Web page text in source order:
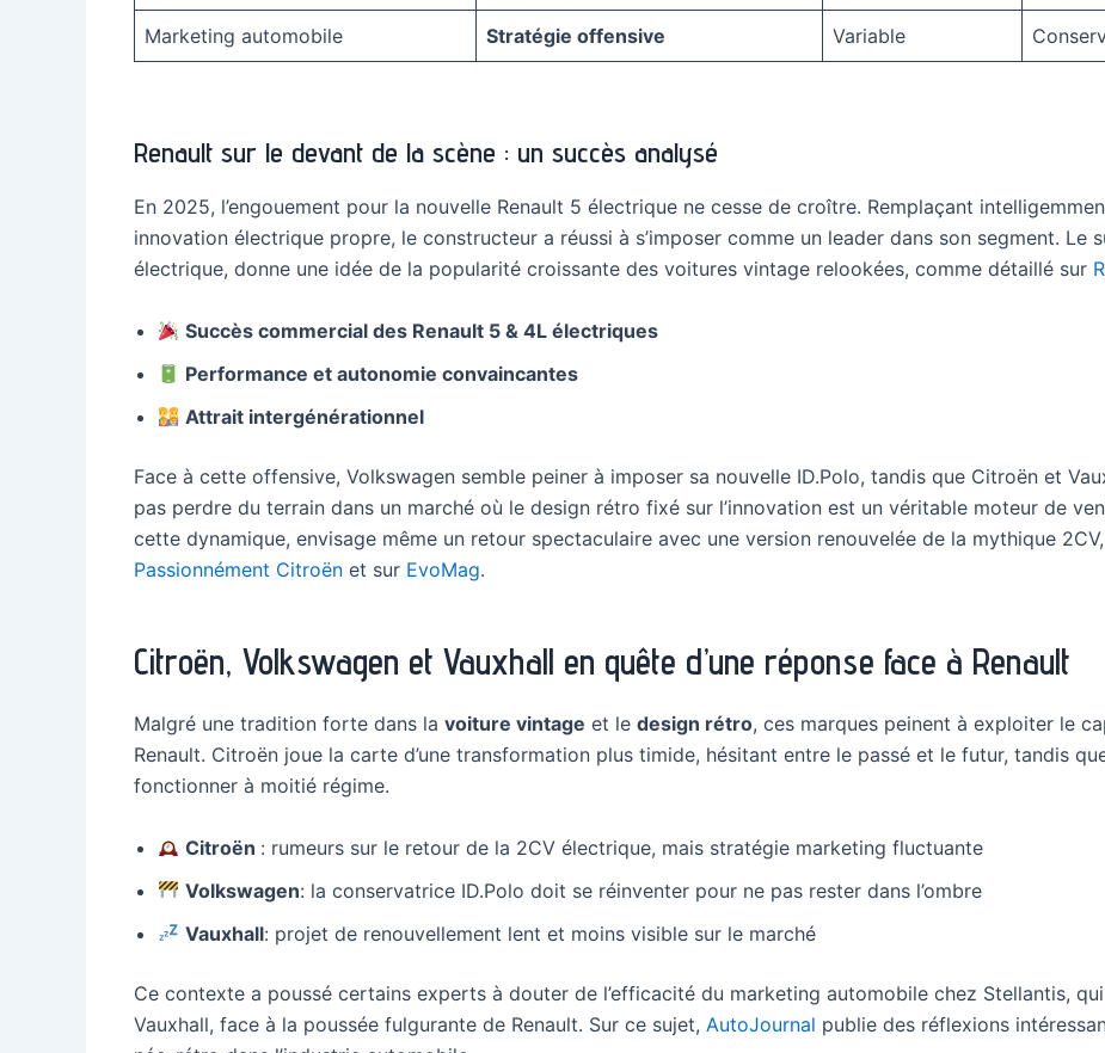
Marketing automobile Stratégie offensive Variable
Renault sur le devant de la scène : un succès analysé
En 2025, l’engouement pour la nouvelle Renault 5 électrique ne cesse de croître. Remplaçant
innovation électrique propre, le constructeur a réussi à s’imposer comme un leader dans son segment. Le
électrique, donne une idée de la popularité croissante des voitures vintage relookées, comme détaillé sur
Succès commercial des Renault 5 & 4L électriques
Performance et autonomie convaincantes
Attrait intergénérationnel
Face à cette offensive, Volkswagen semble peiner à imposer sa nouvelle ID.Polo, tandis que Citroën et
pas perdre du terrain dans un marché où le design rétro fixé sur l’innovation est un véritable moteur de
cette dynamique, envisage même un retour spectaculaire avec une version renouvelée de la mythique
Passionnément Citroën et sur EvoMag.
Citroën, Volkswagen et Vauxhall en quête d’une réponse face à Renault
Malgré une tradition forte dans la voiture vintage et le design rétro, ces marques peinent à exploiter le
Renault. Citroën joue la carte d’une transformation plus timide, hésitant entre le passé et le futur, tandis
fonctionner à moitié régime.
Citroën : rumeurs sur le retour de la 2CV électrique, mais stratégie marketing fluctuante
Volkswagen: la conservatrice ID.Polo doit se réinventer pour ne pas rester dans l’ombre
Vauxhall: projet de renouvellement lent et moins visible sur le marché
Ce contexte a poussé certains experts à douter de l’efficacité du marketing automobile chez Stellantis,
Vauxhall, face à la poussée fulgurante de Renault. Sur ce sujet, AutoJournal publie des réflexions